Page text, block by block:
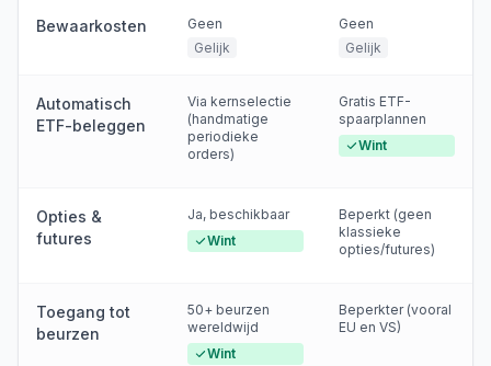
Bewaarkosten
Geen
Gelijk
Geen
Gelijk
Automatisch
ETF-beleggen
Via kernselectie
(handmatige
periodieke
orders)
Gratis ETF-
spaarplannen
Wint
Opties &
futures
Ja, beschikbaar
Wint
Beperkt (geen
klassieke
opties/futures)
Toegang tot
beurzen
50+ beurzen
wereldwijd
Wint
Beperkter (vooral
EU en VS)